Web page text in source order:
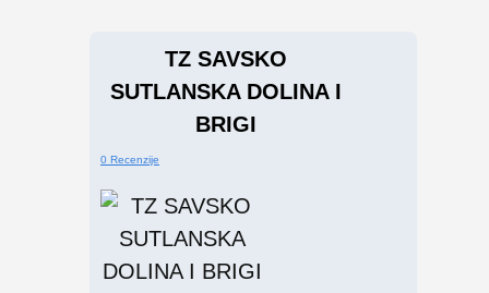
TZ SAVSKO
SUTLANSKA DOLINA I
BRIGI
0 Recenzije